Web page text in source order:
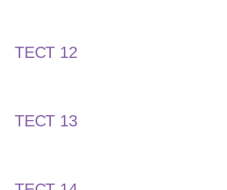
ТЕСТ 12
ТЕСТ 13